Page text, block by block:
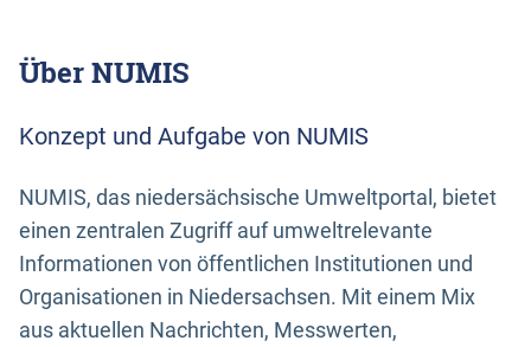
Über NUMIS
Konzept und Aufgabe von NUMIS
NUMIS, das niedersächsische Umweltportal, bietet
einen zentralen Zugriff auf umweltrelevante
Informationen von öffentlichen Institutionen und
Organisationen in Niedersachsen. Mit einem Mix
aus aktuellen Nachrichten, Messwerten,